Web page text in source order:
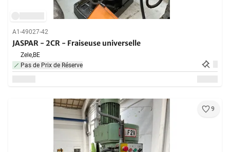
A1-49027-42
JASPAR - 2CR - Fraiseuse universelle
Zele,BE
Pas de Prix de Réserve
9